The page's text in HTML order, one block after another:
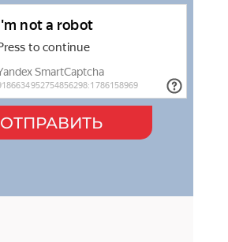
ОТПРАВИТЬ